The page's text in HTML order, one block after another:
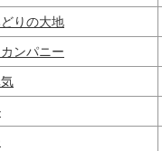
りの大地
ンパニー